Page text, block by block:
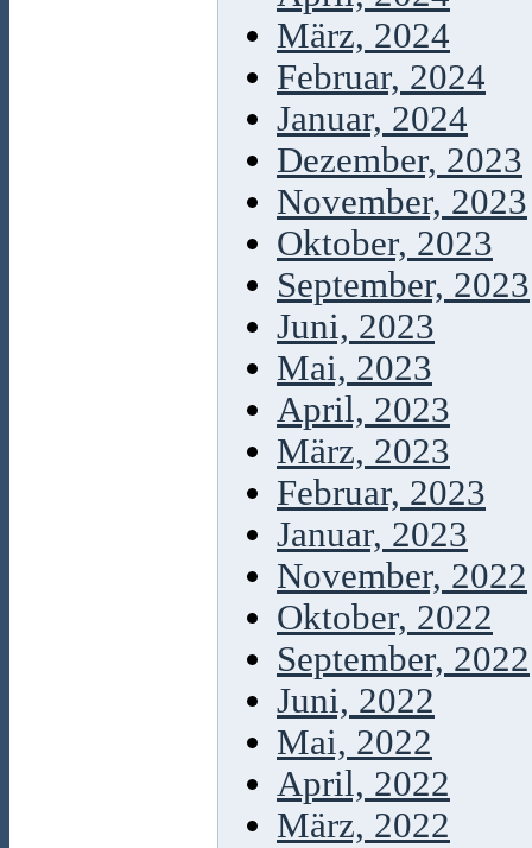
März, 2024
Februar, 2024
Januar, 2024
Dezember, 2023
November, 2023
Oktober, 2023
September, 2023
Juni, 2023
Mai, 2023
April, 2023
März, 2023
Februar, 2023
Januar, 2023
November, 2022
Oktober, 2022
September, 2022
Juni, 2022
Mai, 2022
April, 2022
März, 2022